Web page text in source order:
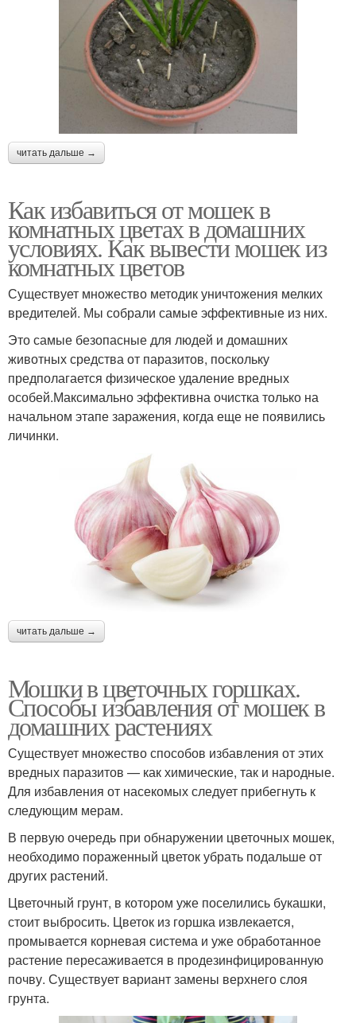
читать дальше →
Как избавиться от мошек в
комнатных цветах в домашних
условиях. Как вывести мошек из
комнатных цветов
Существует множество методик уничтожения мелких
вредителей. Мы собрали самые эффективные из них.
Это самые безопасные для людей и домашних
животных средства от паразитов, поскольку
предполагается физическое удаление вредных
особей.Максимально эффективна очистка только на
начальном этапе заражения, когда еще не появились
личинки.
читать дальше →
Мошки в цветочных горшках.
Способы избавления от мошек в
домашних растениях
Существует множество способов избавления от этих
вредных паразитов — как химические, так и народные.
Для избавления от насекомых следует прибегнуть к
следующим мерам.
В первую очередь при обнаружении цветочных мошек,
необходимо пораженный цветок убрать подальше от
других растений.
Цветочный грунт, в котором уже поселились букашки,
стоит выбросить. Цветок из горшка извлекается,
промывается корневая система и уже обработанное
растение пересаживается в продезинфицированную
почву. Существует вариант замены верхнего слоя
грунта.